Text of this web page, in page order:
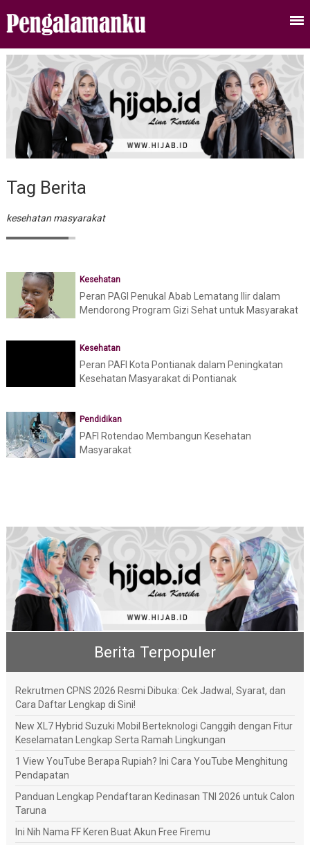
Tag Berita
kesehatan masyarakat
Kesehatan
Peran PAGI Penukal Abab Lematang Ilir dalam
Mendorong Program Gizi Sehat untuk Masyarakat
Kesehatan
Peran PAFI Kota Pontianak dalam Peningkatan
Kesehatan Masyarakat di Pontianak
Pendidikan
PAFI Rotendao Membangun Kesehatan
Masyarakat
Berita Terpopuler
Rekrutmen CPNS 2026 Resmi Dibuka: Cek Jadwal, Syarat, dan
Cara Daftar Lengkap di Sini!
New XL7 Hybrid Suzuki Mobil Berteknologi Canggih dengan Fitur
Keselamatan Lengkap Serta Ramah Lingkungan
1 View YouTube Berapa Rupiah? Ini Cara YouTube Menghitung
Pendapatan
Panduan Lengkap Pendaftaran Kedinasan TNI 2026 untuk Calon
Taruna
Ini Nih Nama FF Keren Buat Akun Free Firemu